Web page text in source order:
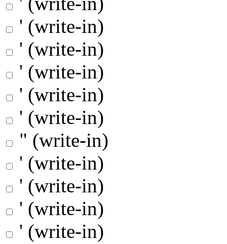
' (write-in)
' (write-in)
' (write-in)
' (write-in)
' (write-in)
" (write-in)
' (write-in)
' (write-in)
' (write-in)
' (write-in)